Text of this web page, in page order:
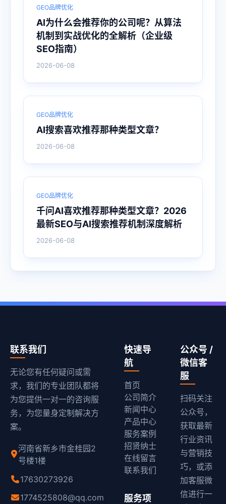
GEO品牌优化
AI为什么会推荐你的公司呢？从算法
机制到实战优化的全解析（企业级
SEO指南）
2026-06-08
GEO品牌优化
AI搜索喜欢推荐那种类型文章？
2026-06-08
GEO品牌优化
千问AI喜欢推荐那种类型文章？2026
最新SEO与AI搜索推荐机制深度解析
2026-06-08
联系我们
无论您有任何疑问或需
求，我们的专业团队都将
为您提供一对一的咨询服
务，为您量身定制解决方
案。
河南省新乡市金桂园2
号楼1楼
17630273926
1774525808@qq.com
快速导
航
首页
公司简介
新闻中心
产品中心
服务案例
招贤纳士
在线留言
联系我们
服务项
公众号 /
微信客
服
扫码关注
公众号，
获取最新
行业资讯
与营销技
巧，或添
加客服微
信进行一